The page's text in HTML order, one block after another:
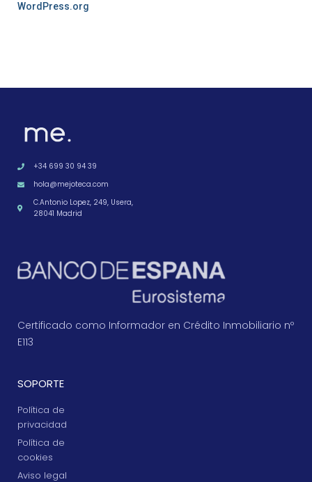
WordPress.org
+34 699 30 94 39
hola@mejoteca.com
C.Antonio Lopez, 249, Usera,
28041 Madrid
Certificado como Informador en Crédito Inmobiliario nº
E113
SOPORTE
Política de
privacidad
Política de
cookies
Aviso legal